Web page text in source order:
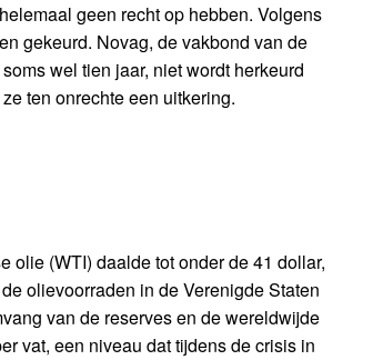
geen recht op hebben. Volgens
gekeurd. Novag, de vakbond van de
wel tien jaar, niet wordt herkeurd
ten onrechte een uitkering.
olie (WTI) daalde tot onder de 41 dollar,
olievoorraden in de Verenigde Staten
van de reserves en de wereldwijde
vat, een niveau dat tijdens de crisis in